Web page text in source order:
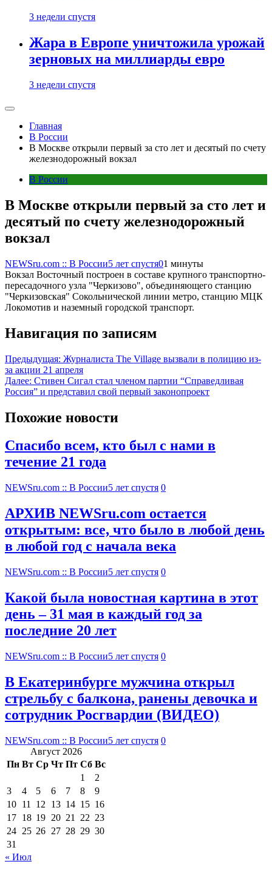
3 недели спустя
Жара в Европе уничтожила урожай
зерновых на миллиарды евро
3 недели спустя
Главная
В России
В Москве открыли первый за сто лет и десятый по счету
железнодорожный вокзал
В России
В Москве открыли первый за сто лет и
десятый по счету железнодорожный
вокзал
NEWSru.com :: В России5 лет спустя01 минуты
Вокзал Восточный построен в составе крупного транспортно-
пересадочного узла "Черкизово", объединяющего станцию
"Черкизовская" Сокольнической линии метро, станцию МЦК
Локомотив и наземный городской транспорт.
Навигация по записям
Предыдущая: Журналиста The Village вызвали в полицию из-
за акции 21 апреля
Далее: Стивен Сигал стал членом партии “Справедливая
Россия” и представил свой первый законопроект
Похожие новости
Спасибо всем, кто был с нами в
течение 21 года
NEWSru.com :: В России5 лет спустя 0
АРХИВ NEWSru.com остается
открытым: все, что было в любой день
в любой год с начала века
NEWSru.com :: В России5 лет спустя 0
Какой была новостная картина в этот
день – 31 мая в каждый год за
последние 20 лет
NEWSru.com :: В России5 лет спустя 0
В Екатеринбурге мужчина открыл
стрельбу с балкона, ранены девочка и
сотрудник Росгвардии (ВИДЕО)
NEWSru.com :: В России5 лет спустя 0
Август 2026
Пн Вт Ср Чт Пт Сб Вс
1
2
3
4 5 6 7 8
9
10 11 12 13 14 15 16
17 18 19 20 21 22 23
24 25 26 27 28 29 30
31
« Июл